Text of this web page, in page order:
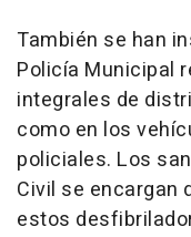
También se han
Policía Municipal
integrales de
como en los
policiales. Los
Civil se encargan
estos